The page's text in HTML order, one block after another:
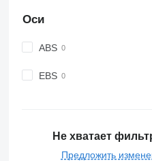
Оси
ABS
EBS
Не хватает
Предложить